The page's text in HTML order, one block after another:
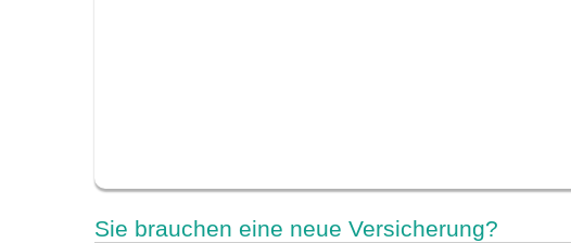
Sie brauchen eine neue Versicherung?